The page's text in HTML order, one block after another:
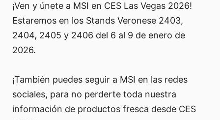
¡Ven y únete a MSI en CES Las Vegas 2026!
Estaremos en los Stands Veronese 2403,
2404, 2405 y 2406 del 6 al 9 de enero de
2026.
¡También puedes seguir a MSI en las redes
sociales, para no perderte toda nuestra
información de productos fresca desde CES